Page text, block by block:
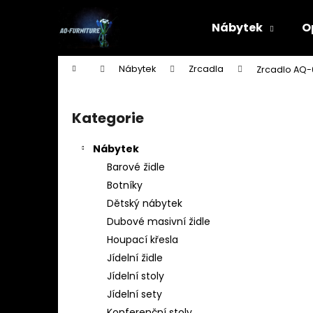
Nábytek
Domů Nábytek Zrcadla Zrcadlo AQ-
Přeskočit
kategorie
Kategorie
Nábytek
Barové židle
Botníky
Dětský nábytek
Dubové masivní židle
Houpací křesla
Jídelní židle
Jídelní stoly
Jídelní sety
Zpět
Zpět
STOJAN NA ŠATY - ŠTENDR - VĚŠÁK NA